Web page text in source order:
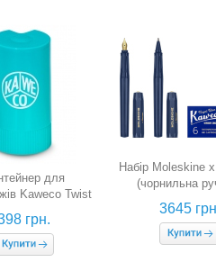
для
Kaweco Twist
Ink Cartridge
(бірюзовий, 8
кольорів)
грн.
Набір Moleskine
(чорнильна
кулькова ручка
синіх3645